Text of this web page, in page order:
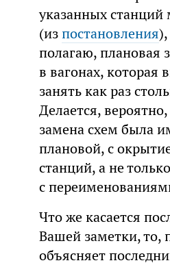
указанных станций
(изпостановления
полагаю, плановая
в вагонах, которая
занять как раз
Делается,
замена схем была
плановой, с
станций, а не только
с
Что же касается
Вашей заметки, то,
объясняет